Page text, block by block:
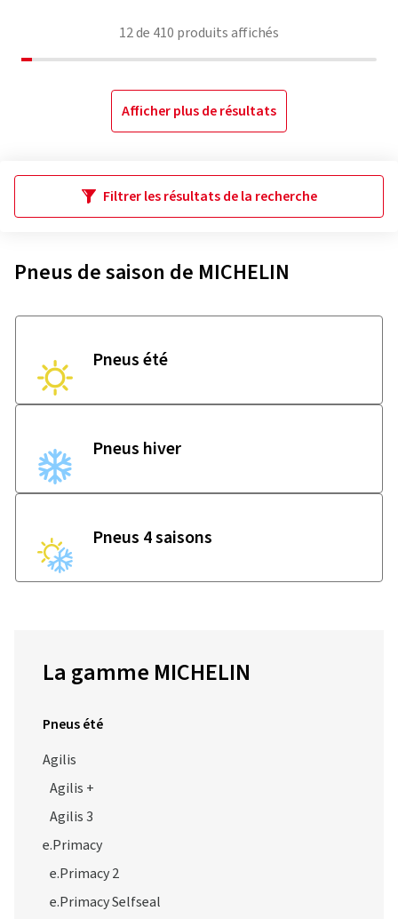
12de 410 produits affichés
Afficher plus de résultats
Filtrer les résultats de la recherche
Pneus de saison de MICHELIN
Pneus été
Pneus hiver
Pneus 4 saisons
La gamme MICHELIN
Pneus été
Agilis
Agilis +
Agilis 3
e.Primacy
e.Primacy 2
e.Primacy Selfseal